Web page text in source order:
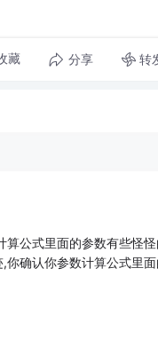
藏 分享 转
公式里面的参数有些怪
确认你参数计算公式里